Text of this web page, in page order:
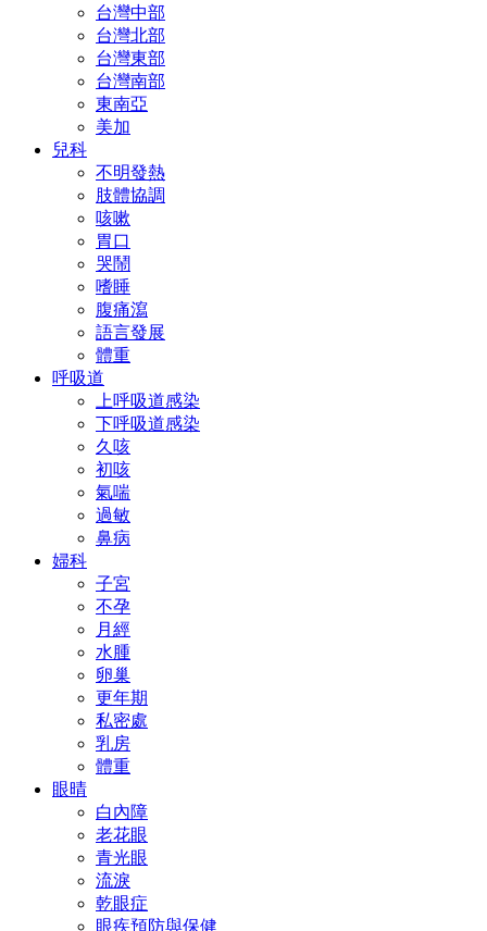
台灣中部
台灣北部
台灣東部
台灣南部
東南亞
美加
兒科
不明發熱
肢體協調
咳嗽
胃口
哭鬧
嗜睡
腹痛瀉
語言發展
體重
呼吸道
上呼吸道感染
下呼吸道感染
久咳
初咳
氣喘
過敏
鼻病
婦科
子宮
不孕
月經
水腫
卵巢
更年期
私密處
乳房
體重
眼晴
白內障
老花眼
青光眼
流淚
乾眼症
眼疾預防與保健